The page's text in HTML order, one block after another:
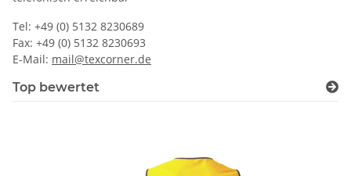
Tel: +49 (0) 5132 8230689
Fax: +49 (0) 5132 8230693
E-Mail: mail@texcorner.de
Top bewertet